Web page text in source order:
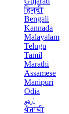
हिन्दी
Bengali
Kannada
Malayalam
Telugu
Tamil
Marathi
Assamese
Manipuri
Odia
اردو
ਪੰਜਾਬੀ